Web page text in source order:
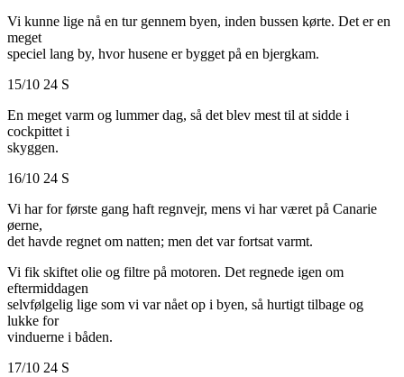
Vi kunne lige nå en tur gennem byen, inden bussen kørte. Det er en
meget
speciel lang by, hvor husene er bygget på en bjergkam.
15/10 24 S
En meget varm og lummer dag, så det blev mest til at sidde i
cockpittet i
skyggen.
16/10 24 S
Vi har for første gang haft regnvejr, mens vi har været på Canarie
øerne,
det havde regnet om natten; men det var fortsat varmt.
Vi fik skiftet olie og filtre på motoren. Det regnede igen om
eftermiddagen
selvfølgelig lige som vi var nået op i byen, så hurtigt tilbage og
lukke for
vinduerne i båden.
17/10 24 S